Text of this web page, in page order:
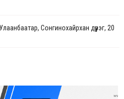
Сонгинохайрхан дүүрэг, 20
барилгын их засварын ажил